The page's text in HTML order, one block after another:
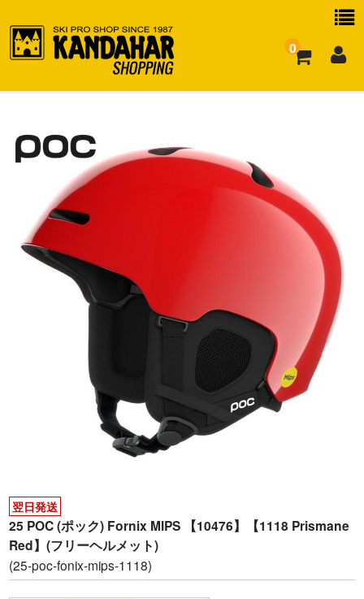
0
よくある質問
翌日発送
25 POC (ポック) Fornix MIPS 【10476】【1118 Prismane
Red】(フリーヘルメット)
(25-poc-fonix-mips-1118)